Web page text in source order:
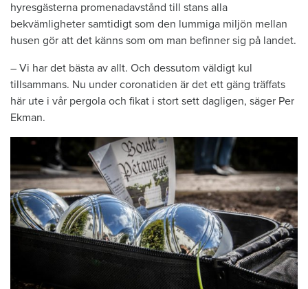
hyresgästerna promenadavstånd till stans alla
bekvämligheter samtidigt som den lummiga miljön mellan
husen gör att det känns som om man befinner sig på landet.
– Vi har det bästa av allt. Och dessutom väldigt kul
tillsammans. Nu under coronatiden är det ett gäng träffats
här ute i vår pergola och fikat i stort sett dagligen, säger Per
Ekman.